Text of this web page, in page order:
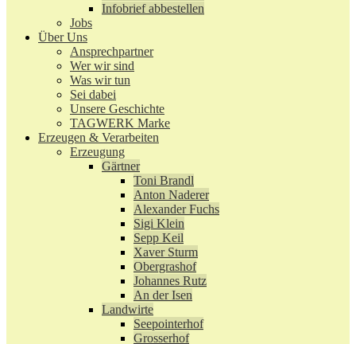
Infobrief abbestellen
Jobs
Über Uns
Ansprechpartner
Wer wir sind
Was wir tun
Sei dabei
Unsere Geschichte
TAGWERK Marke
Erzeugen & Verarbeiten
Erzeugung
Gärtner
Toni Brandl
Anton Naderer
Alexander Fuchs
Sigi Klein
Sepp Keil
Xaver Sturm
Obergrashof
Johannes Rutz
An der Isen
Landwirte
Seepointerhof
Grosserhof